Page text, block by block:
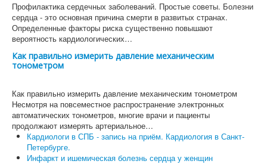
Профилактика сердечных заболеваний. Простые советы. Болезни
сердца - это основная причина смерти в развитых странах.
Определенные факторы риска существенно повышают
вероятность кардиологических…
Как правильно измерить давление механическим
тонометром
Как правильно измерить давление механическим тонометром
Несмотря на повсеместное распространение электронных
автоматических тонометров, многие врачи и пациенты
продолжают измерять артериальное…
Кардиологи в СПБ - запись на приём. Кардиология в Санкт-
Петербурге.
Инфаркт и ишемическая болезнь сердца у женщин